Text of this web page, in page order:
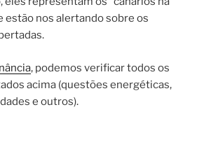
estão nos alertando sobre os
, podemos verificar todos os
acima (questões energéticas,
e outros).